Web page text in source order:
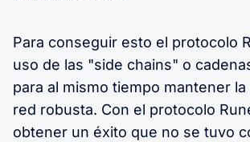
Para conseguir esto el protocolo
uso de las "side chains" o
para al mismo tiempo mantener
red robusta. Con el protocolo
obtener un éxito que no se tuvo